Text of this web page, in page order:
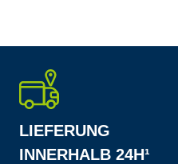
LIEFERUNG
INNERHALB 24H¹